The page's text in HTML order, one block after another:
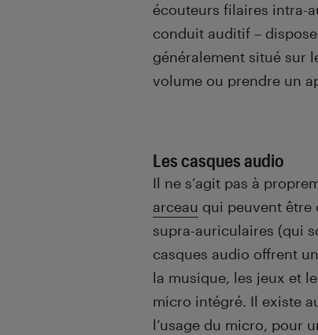
écouteurs filaires intra-
conduit auditif –
généralement situé sur
volume ou prendre un
Les casques audio
Il ne s’agit pas à
arceau qui peuvent être
supra-auriculaires (qui
casques audio offrent
la musique, les jeux et
micro intégré. Il existe
l’usage du micro, pour